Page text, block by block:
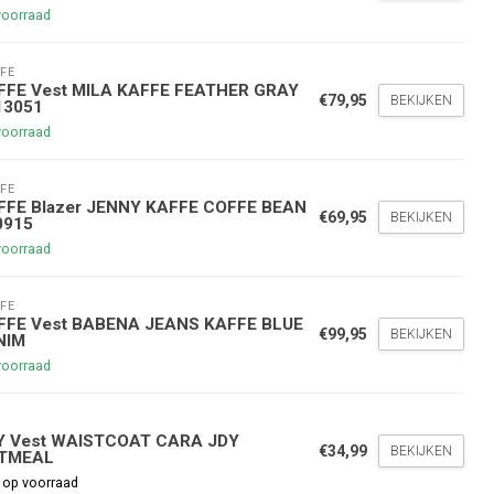
Vest MILA KAFFE FEATHER GRAY
€79,95 BEKIJKEN
Blazer JENNY KAFFE COFFE BEAN
€69,95 BEKIJKEN
Vest BABENA JEANS KAFFE BLUE
€99,95 BEKIJKEN
Vest WAISTCOAT CARA JDY
voorraad
€34,99 BEKIJKEN
bestelling
te blijven over onze
van €45,00